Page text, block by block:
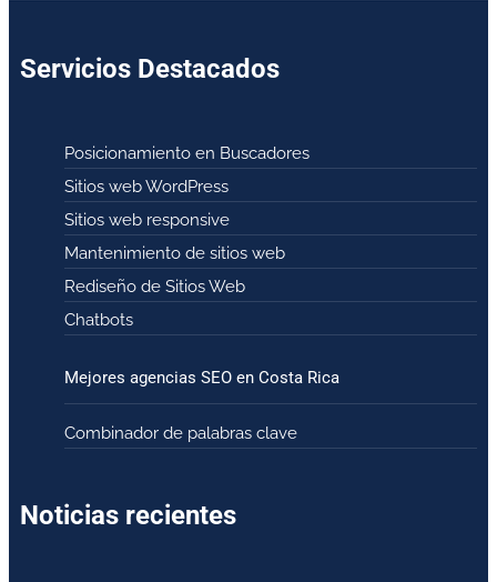
Servicios Destacados
Posicionamiento en Buscadores
Sitios web WordPress
Sitios web responsive
Mantenimiento de sitios web
Rediseño de Sitios Web
Chatbots
Mejores agencias SEO en Costa Rica
Combinador de palabras clave
Noticias recientes